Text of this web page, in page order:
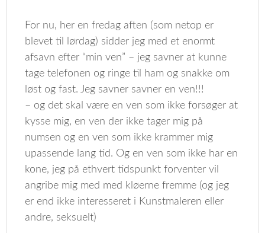
For nu, her en fredag aften (som netop er
blevet til lørdag) sidder jeg med et enormt
afsavn efter “min ven” – jeg savner at kunne
tage telefonen og ringe til ham og snakke om
løst og fast. Jeg savner savner en ven!!!
– og det skal være en ven som ikke forsøger at
kysse mig, en ven der ikke tager mig på
numsen og en ven som ikke krammer mig
upassende lang tid. Og en ven som ikke har en
kone, jeg på ethvert tidspunkt forventer vil
angribe mig med med kløerne fremme (og jeg
er end ikke interesseret i Kunstmaleren eller
andre, seksuelt)